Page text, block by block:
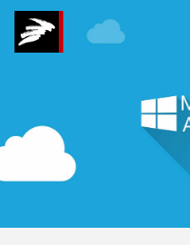
Praktiske
Spørgsmål til
Hvad